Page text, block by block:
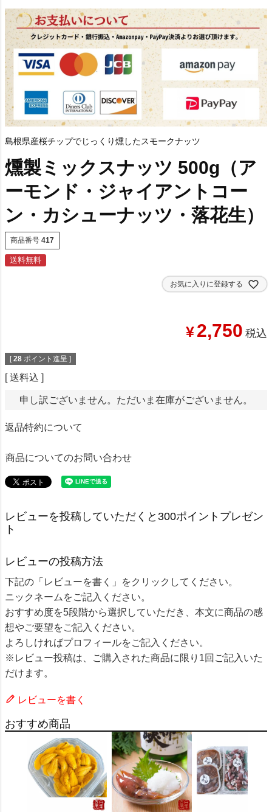
島根県産桜チップでじっくり燻したスモークナッツ
燻製ミックスナッツ 500g（ア
ーモンド・ジャイアントコー
ン・カシューナッツ・落花生）
商品番号 417
送料無料
お気に入りに登録する
¥2,750 税込
[ 28 ポイント進呈 ]
送料込
申し訳ございません。ただいま在庫がございません。
返品特約について
商品についてのお問い合わせ
レビューを投稿していただくと300ポイントプレゼン
ト
レビューの投稿方法
下記の「レビューを書く」をクリックしてください。
ニックネームをご記入ください。
おすすめ度を5段階から選択していただき、本文に商品の感
想やご要望をご記入ください。
よろしければプロフィールをご記入ください。
※レビュー投稿は、ご購入された商品に限り1回ご記入いた
だけます。
レビューを書く
おすすめ商品